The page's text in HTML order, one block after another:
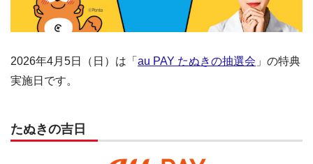
2026年4月5日（日）は「 au PAY たぬきの抽選会 」の特典
実施日です。
たぬきの吉日